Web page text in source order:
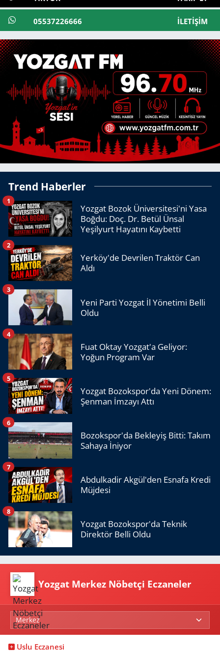
05537226666 İLETIŞIM
Trend Haberler
Yozgat Bozok Üniversitesi'ni Yasa
Boğdu: Doç. Dr. Betül Ünsal
Yeşilyurt Hayatını Kaybetti
1
Yerköy'de Devrilen Traktör Can
Aldı
2
Yeni Parti Yozgat İl Yönetimi Belli
Oldu
3
Fuat Oktay Yozgat'a Geliyor:
Yoğun Program Var
4
Yozgat Bozokspor'da Yeni Dönem:
Şenman İmzayı Attı
5
Bozokspor'da Bekleyiş Bitti: Takım
Sahaya İniyor
6
Abdulkadir Akgül'den Esnafa Kredi
Müjdesi
7
Yozgat Bozokspor'da Teknik
Direktör Belli Oldu
8
Yozgat Merkez Nöbetçi Eczaneler
Uslu Eczanesi